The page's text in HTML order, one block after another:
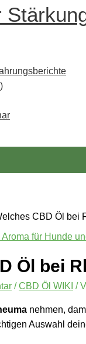
CBD Öl bei
Öl bei
/CBD Öl WIKI /
nehmen,
Auswahl